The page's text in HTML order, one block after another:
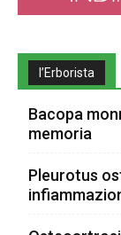
l’Erborista
Bacopa
memoria
Pleurotus